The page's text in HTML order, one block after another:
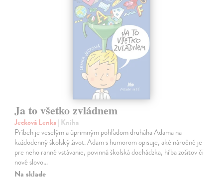
Ja to všetko zvládnem
Jecková Lenka| Kniha
Príbeh je veselým a úprimným pohľadom druháha Adama na
každodenný školský život. Adam s humorom opisuje, aké náročné je
pre neho ranné vstávanie, povinná školská dochádzka, hŕba zošitov či
nové slovo…
Na sklade